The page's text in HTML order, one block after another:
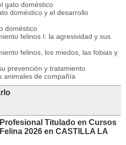
gato doméstico
doméstico y el desarrollo
doméstico
felinos I: la agresividad y sus
felinos, los miedos, las fobias y
prevención y tratamiento
animales de compañía
Titulado en Cursos
2026 en CASTILLA LA